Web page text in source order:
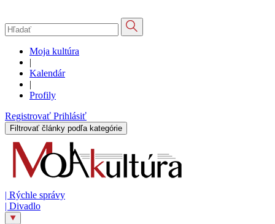
Moja kultúra
|
Kalendár
|
Profily
Registrovať Prihlásiť
Filtrovať články podľa kategórie
| Rýchle správy
| Divadlo